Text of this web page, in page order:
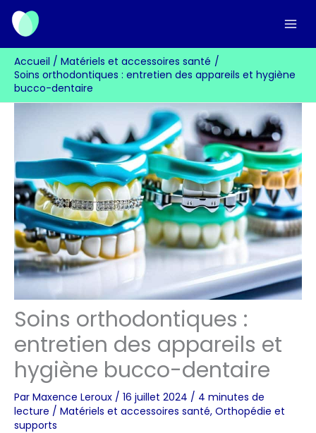
Aller
contenu
Accueil
Matériels et accessoires santé
Soins orthodontiques : entretien des appareils et hygiène
bucco-dentaire
Soins orthodontiques :
entretien des appareils et
hygiène bucco-dentaire
Par Maxence Leroux / 16 juillet 2024 / 4 minutes de
lecture / Matériels et accessoires santé, Orthopédie et
supports